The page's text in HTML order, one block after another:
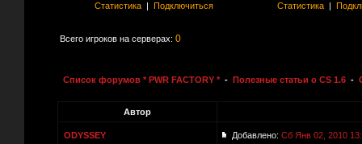
Статистика| Подключиться
Статистика|
Всего игроков на серверах: 0
Список форумов * PWR FACTORY * - Полезные статьи о CS 1.6 -
Автор
ODYSSEY Добавлено: Сб Янв 02, 2010